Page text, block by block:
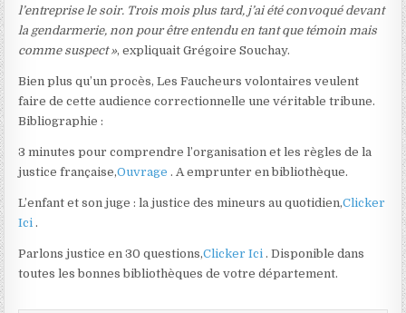
l’entreprise le soir. Trois mois plus tard, j’ai été convoqué devant
la gendarmerie, non pour être entendu en tant que témoin mais
comme suspect », expliquait Grégoire Souchay.
Bien plus qu’un procès, Les Faucheurs volontaires veulent
faire de cette audience correctionnelle une véritable tribune.
Bibliographie :
3 minutes pour comprendre l’organisation et les règles de la
justice française,Ouvrage . A emprunter en bibliothèque.
L’enfant et son juge : la justice des mineurs au quotidien,Clicker
Ici .
Parlons justice en 30 questions,Clicker Ici . Disponible dans
toutes les bonnes bibliothèques de votre département.